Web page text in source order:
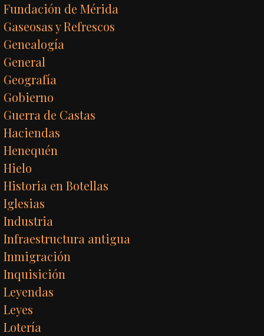
Fundación de Mérida
Gaseosas y Refrescos
Genealogía
General
Geografía
Gobierno
Guerra de Castas
Haciendas
Henequén
Hielo
Historia en Botellas
Iglesias
Industria
Infraestructura antigua
Inmigración
Inquisición
Leyendas
Leyes
Lotería